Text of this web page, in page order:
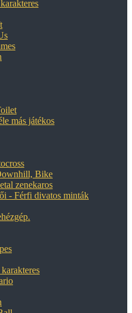
más játékos
Bike
zenekaros
- Férfi divatos minták